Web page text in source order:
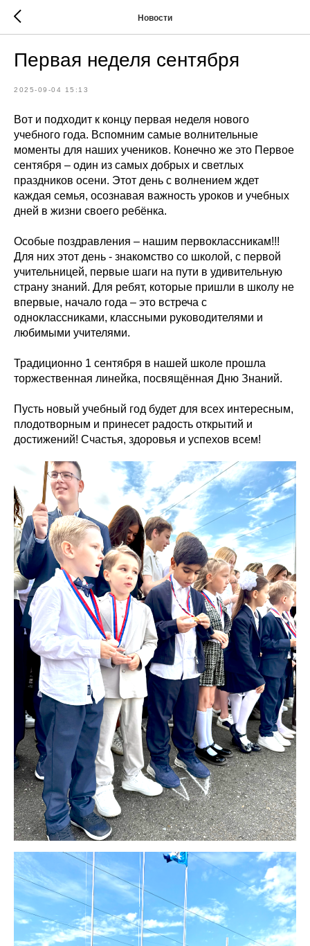
Новости
Первая неделя сентября
2025-09-04 15:13
Вот и подходит к концу первая неделя нового
учебного года. Вспомним самые волнительные
моменты для наших учеников. Конечно же это Первое
сентября – один из самых добрых и светлых
праздников осени. Этот день с волнением ждет
каждая семья, осознавая важность уроков и учебных
дней в жизни своего ребёнка.
Особые поздравления – нашим первоклассникам!!!
Для них этот день - знакомство со школой, с первой
учительницей, первые шаги на пути в удивительную
страну знаний. Для ребят, которые пришли в школу не
впервые, начало года – это встреча с
одноклассниками, классными руководителями и
любимыми учителями.
Традиционно 1 сентября в нашей школе прошла
торжественная линейка, посвящённая Дню Знаний.
Пусть новый учебный год будет для всех интересным,
плодотворным и принесет радость открытий и
достижений! Счастья, здоровья и успехов всем!